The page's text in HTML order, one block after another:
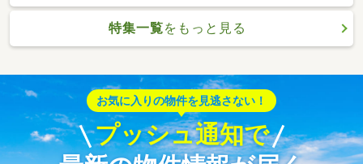
特集一覧をもっと見る
お気に入りの物件を見逃さない！
プッシュ通知で